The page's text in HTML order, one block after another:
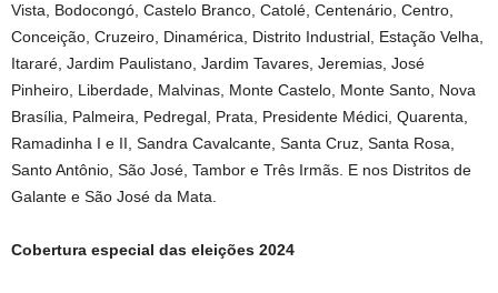
Vista, Bodocongó, Castelo Branco, Catolé, Centenário, Centro,
Conceição, Cruzeiro, Dinamérica, Distrito Industrial, Estação Velha,
Itararé, Jardim Paulistano, Jardim Tavares, Jeremias, José
Pinheiro, Liberdade, Malvinas, Monte Castelo, Monte Santo, Nova
Brasília, Palmeira, Pedregal, Prata, Presidente Médici, Quarenta,
Ramadinha I e II, Sandra Cavalcante, Santa Cruz, Santa Rosa,
Santo Antônio, São José, Tambor e Três Irmãs. E nos Distritos de
Galante e São José da Mata.
Cobertura especial das eleições 2024